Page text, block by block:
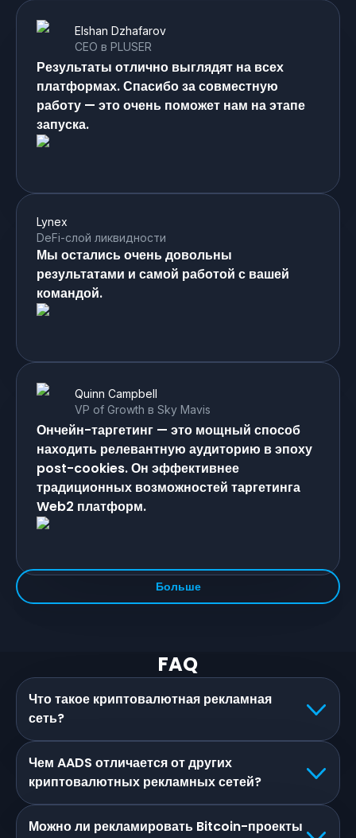
Результаты отлично выглядят на всех
платформах. Спасибо за совместную
работу — это очень поможет нам на этапе
запуска.
Elshan Dzhafarov
CEO в PLUSER
Мы остались очень довольны
результатами и самой работой с вашей
командой.
Lynex
DeFi-слой ликвидности
Ончейн-таргетинг — это мощный способ
находить релевантную аудиторию в эпоху
post-cookies. Он эффективнее
традиционных возможностей таргетинга
Web2 платформ.
Quinn Campbell
VP of Growth в Sky Mavis
Больше
FAQ
Что такое криптовалютная рекламная
сеть?
Чем AADS отличается от других
криптовалютных рекламных сетей?
Можно ли рекламировать Bitcoin-проекты